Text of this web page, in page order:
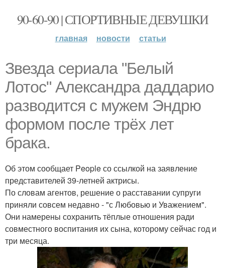
90-60-90 | СПОРТИВНЫЕ ДЕВУШКИ
главная новости статьи
Звезда сериала "Белый
Лотос" Александра даддарио
разводится с мужем Эндрю
формом после трёх лет
брака.
Об этом сообщает People со ссылкой на заявление
представителей 39-летней актрисы.
По словам агентов, решение о расставании супруги
приняли совсем недавно - "с Любовью и Уважением".
Они намерены сохранить тёплые отношения ради
совместного воспитания их сына, которому сейчас год и
три месяца.